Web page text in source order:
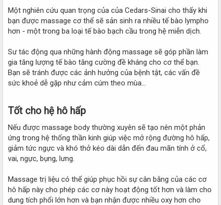
Một nghiên cứu quan trọng của của Cedars-Sinai cho thấy khi
bạn được massage cơ thể sẽ sản sinh ra nhiều tế bào lympho
hơn - một trong ba loại tế bào bạch cầu trong hệ miễn dịch.
Sư tác động qua những hành động massage sẽ góp phần làm
gia tăng lượng tế bào tăng cường đề kháng cho cơ thể bạn.
Bạn sẽ tránh được các ảnh hưởng của bệnh tật, các vấn đề
sức khoẻ dễ gặp như cảm cúm theo mùa...
Tốt cho hệ hô hấp​
Nếu được massage body thường xuyên sẽ tạo nên một phản
ứng trong hệ thống thần kinh giúp việc mở rộng đường hô hấp,
giảm tức ngực và khó thở kéo dài dẫn đến đau mãn tính ở cổ,
vai, ngực, bụng, lưng.
Massage trị liệu có thể giúp phục hồi sự cân bằng của các cơ
hô hấp này cho phép các cơ này hoạt động tốt hơn và làm cho
dung tích phổi lớn hơn và bạn nhận được nhiều oxy hơn cho